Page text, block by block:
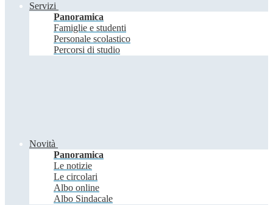
Servizi
Panoramica
Famiglie e studenti
Personale scolastico
Percorsi di studio
Novità
Panoramica
Le notizie
Le circolari
Albo online
Albo Sindacale